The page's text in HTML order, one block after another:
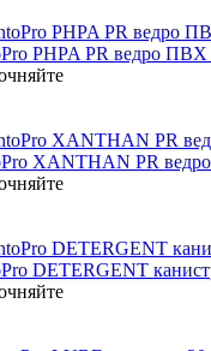
PHPA PR ведро ПВХ
XANTHAN PR
DETERGENT